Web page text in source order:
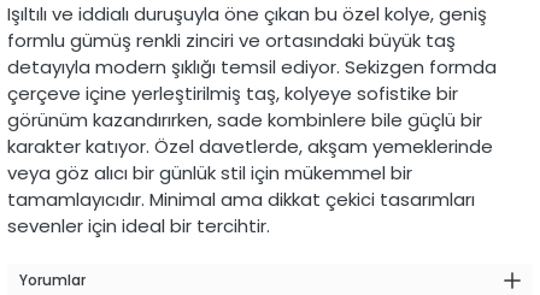
Işıltılı ve iddialı duruşuyla öne çıkan bu özel kolye,geniş
formlu gümüş renkli zinciri ve ortasındaki büyük taş
detayıyla modern şıklığı temsil ediyor. Sekizgen formda
çerçeve içine yerleştirilmiş taş,kolyeye sofistike bir
görünüm kazandırırken,sade kombinlere bile güçlü bir
karakterkatıyor. Özel davetlerde,akşam yemeklerinde
veya göz alıcı birgünlükstil için mükemmel bir
tamamlayıcıdır. Minimal ama dikkat çekici tasarımları
sevenleriçin ideal bir tercihtir.
Yorumlar